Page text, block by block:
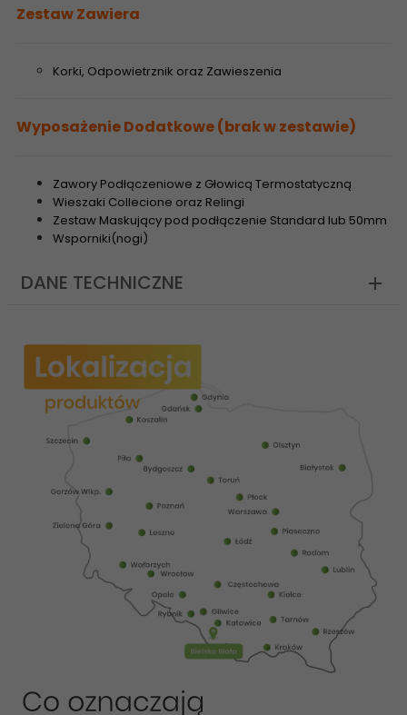
Zestaw Zawiera
Korki, Odpowietrznik oraz Zawieszenia
Wyposażenie Dodatkowe (brak w zestawie)
Zawory Podłączeniowe z Głowicą Termostatyczną
Wieszaki Collecione oraz Relingi
Zestaw Maskujący pod podłączenie Standard lub 50mm
Wsporniki(nogi)
DANE TECHNICZNE